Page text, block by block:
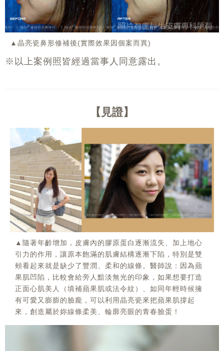
▲晶亮瓷鼻形修補後(實際效果因個案而異)
※以上案例照皆經過當事人同意露出。
見證
▲隨著年齡增加，皮膚內的膠原蛋白逐漸流失、加上地心
引力的作用，讓原本飽滿的肌膚結構逐漸下陷，特別是雙
頰看起來就是缺少了豐潤、柔和的線條。醫師說：因為蘋
果肌凹陷，比較會給旁人黯淡無光的印象，如果想要打造
正面心肌美人（填補蘋果肌或法令紋）、如同年輕時候擁
有可愛又膨膨的臉龐，可以利用晶亮瓷來把蘋果肌撐起
來，創造屬於妳線條柔美、輪廓亮眼的青春臉蛋！